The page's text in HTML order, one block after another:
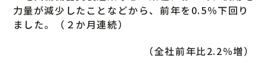
力量が減少したことなどから、前年を0.5％下回り
ました。（２か月連続）
（全社前年比2.2％増）